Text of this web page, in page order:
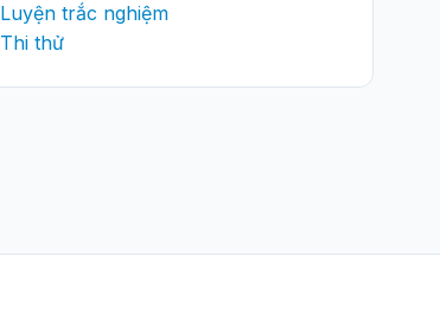
Luyện trắc nghiệm
Thi thử